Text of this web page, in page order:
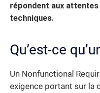
répondent aux
techniques.
Qu’est-ce
Un Nonfunctional
exigence portant sur la